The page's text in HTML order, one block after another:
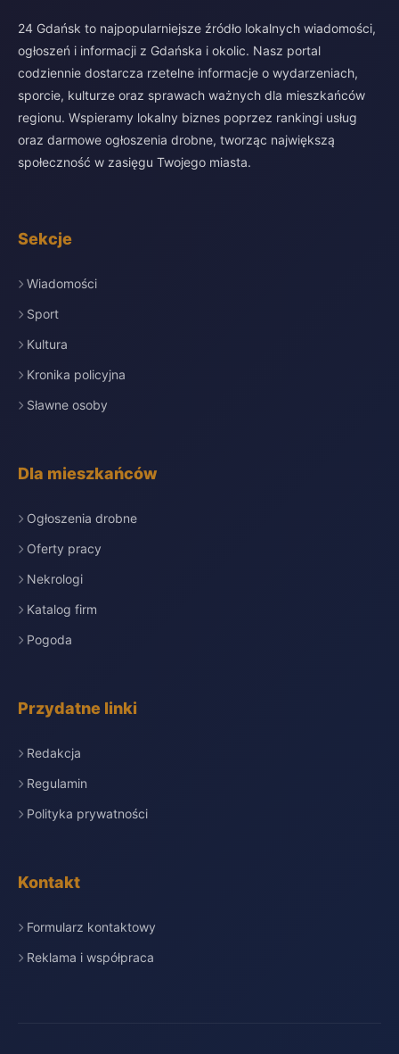
24 Gdańsk to najpopularniejsze źródło lokalnych wiadomości,
ogłoszeń i informacji z Gdańska i okolic. Nasz portal
codziennie dostarcza rzetelne informacje o wydarzeniach,
sporcie, kulturze oraz sprawach ważnych dla mieszkańców
regionu. Wspieramy lokalny biznes poprzez rankingi usług
oraz darmowe ogłoszenia drobne, tworząc największą
społeczność w zasięgu Twojego miasta.
Sekcje
Wiadomości
Sport
Kultura
Kronika policyjna
Sławne osoby
Dla mieszkańców
Ogłoszenia drobne
Oferty pracy
Nekrologi
Katalog firm
Pogoda
Przydatne linki
Redakcja
Regulamin
Polityka prywatności
Kontakt
Formularz kontaktowy
Reklama i współpraca